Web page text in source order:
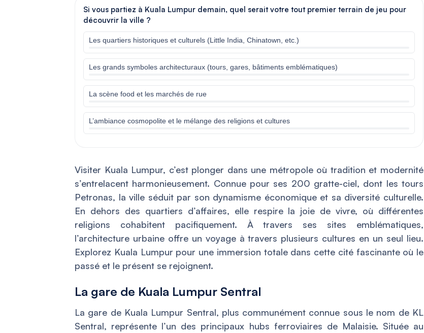
Si vous partiez à Kuala Lumpur demain, quel serait votre tout premier terrain de jeu pour
découvrir la ville ?
Les quartiers historiques et culturels (Little India, Chinatown, etc.)
Les grands symboles architecturaux (tours, gares, bâtiments emblématiques)
La scène food et les marchés de rue
L’ambiance cosmopolite et le mélange des religions et cultures
Visiter Kuala Lumpur, c’est plonger dans une métropole où tradition et modernité
s’entrelacent harmonieusement. Connue pour ses 200 gratte-ciel, dont les tours
Petronas, la ville séduit par son dynamisme économique et sa diversité culturelle.
En dehors des quartiers d’affaires, elle respire la joie de vivre, où différentes
religions cohabitent pacifiquement. À travers ses sites emblématiques,
l’architecture urbaine offre un voyage à travers plusieurs cultures en un seul lieu.
Explorez Kuala Lumpur pour une immersion totale dans cette cité fascinante où le
passé et le présent se rejoignent.
La gare de Kuala Lumpur Sentral
La gare de Kuala Lumpur Sentral, plus communément connue sous le nom de KL
Sentral, représente l’un des principaux hubs ferroviaires de Malaisie. Située au